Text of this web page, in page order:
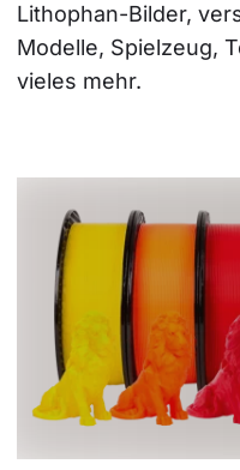
Lithophan-Bilder,
Modelle, Spielzeug,
vieles mehr.